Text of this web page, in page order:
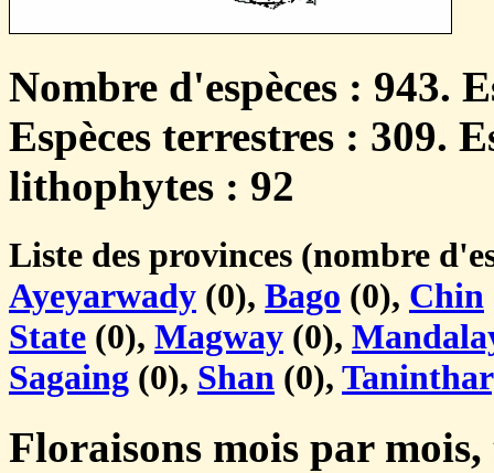
Nombre d'espèces : 943.
Espèces terrestres : 309.
lithophytes : 92
Liste des provinces (nombre
Ayeyarwady (0), Bago (0), Chin
State (0), Magway (0),
Sagaing (0), Shan (0),
Floraisons mois par mois,